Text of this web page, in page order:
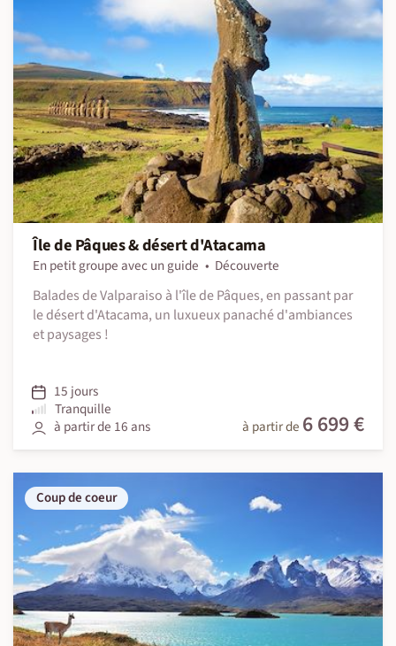
Île de Pâques & désert d'Atacama
En petit groupe avec un guide
Découverte
Balades de Valparaiso à l'île de Pâques, en passant par
le désert d'Atacama, un luxueux panaché d'ambiances
et paysages !
15 jours
Tranquille
à partir de 16 ans
à partir de 6 699 €
Coup de coeur